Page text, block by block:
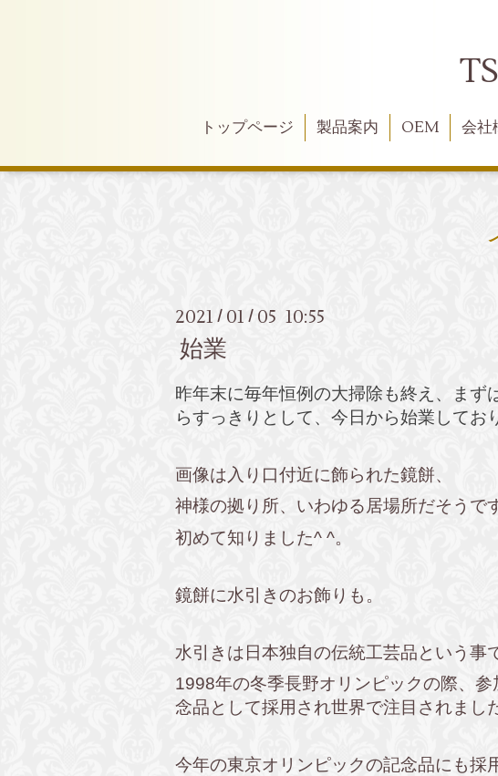
トップページ 製品案内 OEM 会社
2021 / 01 / 05 10:55
始業
昨年末に毎年恒例の大掃除も終え、
まず
らすっきりとして、今日から始業してお
画像は入り口付近に飾られた鏡餅、
神様の拠り所、いわゆる居場所だそうで
初めて知りました^ ^。
鏡餅に水引きのお飾りも。
水引きは日本独自の伝統工芸品という事
1998年の冬季長野オリンピックの際、参
念品として採用され世界で注目されまし
今年の東京オリンピックの記念品にも採